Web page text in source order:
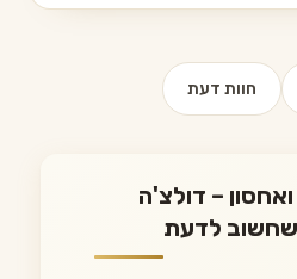
חוות דעת
ואחסון – דולצ'ה
לדעת